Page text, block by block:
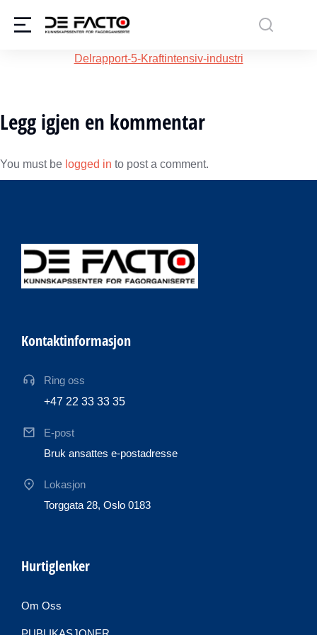
Delrapport-5-Kraftintensiv-industri
Legg igjen en kommentar
You must be logged in to post a comment.
Kontaktinformasjon
Ring oss
+47 22 33 33 35
E-post
Bruk ansattes e-postadresse
Lokasjon
Torggata 28, Oslo 0183
Hurtiglenker
Om Oss